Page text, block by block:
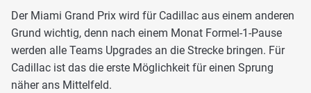
Der Miami Grand Prix wird für Cadillac aus einem anderen
Grund wichtig, denn nach einem Monat Formel-1-Pause
werden alle Teams Upgrades an die Strecke bringen. Für
Cadillac ist das die erste Möglichkeit für einen Sprung
näher ans Mittelfeld.